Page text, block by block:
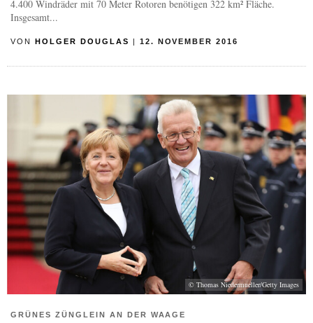
4.400 Windräder mit 70 Meter Rotoren benötigen 322 km² Fläche.
Insgesamt...
VON HOLGER DOUGLAS | 12. NOVEMBER 2016
© Thomas Niedermueller/Getty Images
GRÜNES ZÜNGLEIN AN DER WAAGE